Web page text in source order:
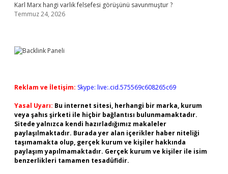
Karl Marx hangi varlık felsefesi görüşünü savunmuştur ?
Temmuz 24, 2026
Reklam ve İletişim: Skype: live:.cid.575569c608265c69
Yasal Uyarı: Bu internet sitesi, herhangi bir marka, kurum
veya şahıs şirketi ile hiçbir bağlantısı bulunmamaktadır.
Sitede yalnızca kendi hazırladığımız makaleler
paylaşılmaktadır. Burada yer alan içerikler haber niteliği
taşımamakta olup, gerçek kurum ve kişiler hakkında
paylaşım yapılmamaktadır. Gerçek kurum ve kişiler ile isim
benzerlikleri tamamen tesadüfidir.